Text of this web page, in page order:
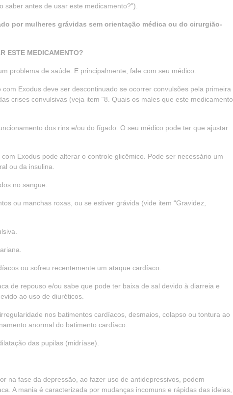
antes de usar este medicamento?”).
por mulheres grávidas sem orientação médica ou do cirurgião-
ESTE MEDICAMENTO?
problema de saúde. E principalmente, fale com seu médico:
Exodus deve ser descontinuado se ocorrer convulsões pela primeira
crises convulsivas (veja item “8. Quais os males que este medicamento
dos rins e/ou do fígado. O seu médico pode ter que ajustar
Exodus pode alterar o controle glicêmico. Pode ser necessário um
ou da insulina.
no sangue.
ou manchas roxas, ou se estiver grávida (vide item “Gravidez,
ou sofreu recentemente um ataque cardíaco.
de repouso e/ou sabe que pode ter baixa de sal devido à diarreia e
ao uso de diuréticos.
nos batimentos cardíacos, desmaios, colapso ou tontura ao
anormal do batimento cardíaco.
das pupilas (midríase).
na fase da depressão, ao fazer uso de antidepressivos, podem
A mania é caracterizada por mudanças incomuns e rápidas das ideias,